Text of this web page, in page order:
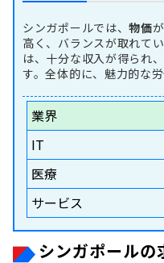
シンガポールでは、物価
高く、バランスが取れてい
は、十分な収入が得られ、
す。全体的に、魅力的な
業界
IT
医療
サービス
シンガポールの